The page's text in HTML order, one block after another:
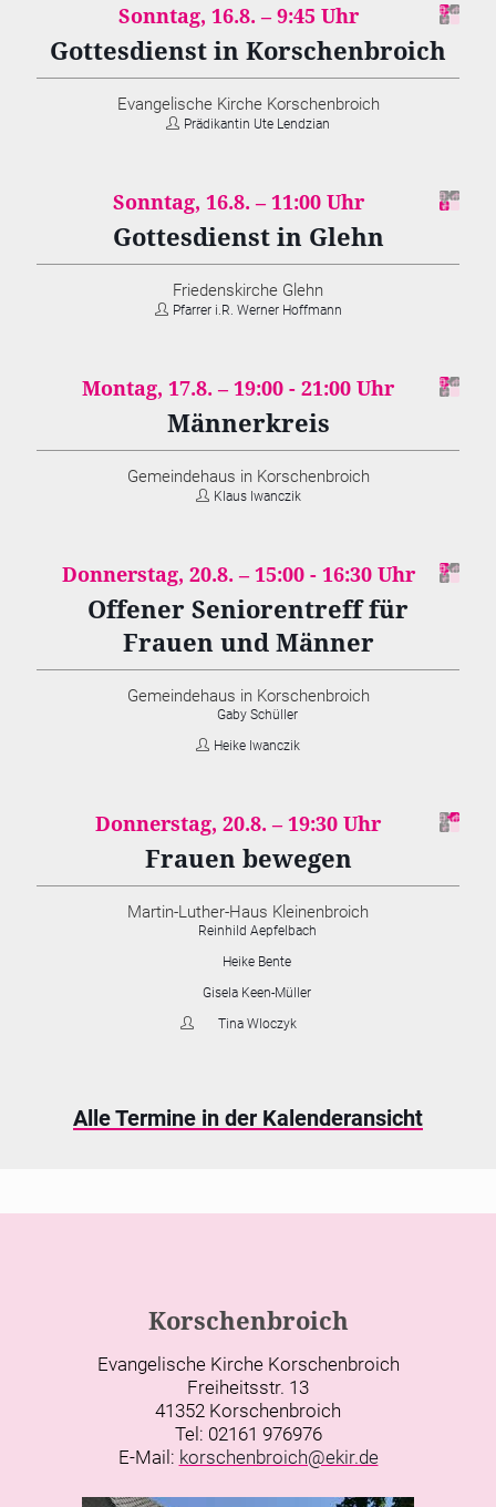
Sonntag, 16.8. – 9:45
Gottesdienst in Korschenbroich
Evangelische Kirche Korschenbroich
Prädikantin Ute Lendzian
Sonntag, 16.8. – 11:00
Gottesdienst in Glehn
Friedenskirche Glehn
Pfarrer i.R. Werner Hoffmann
Montag, 17.8. – 19:00 - 21:00
Männerkreis
Gemeindehaus in Korschenbroich
Klaus Iwanczik
Donnerstag, 20.8. – 15:00- 16:30
Offener Seniorentreff für
Frauen und Männer
Gemeindehaus in Korschenbroich
Gaby Schüller
Heike Iwanczik
Donnerstag, 20.8. – 19:30
Frauen bewegen
Martin-Luther-Haus Kleinenbroich
Reinhild Aepfelbach
Heike Bente
Gisela Keen-Müller
Tina Wloczyk
Alle Termine in der Kalenderansicht
Korschenbroich
Evangelische Kirche Korschenbroich
Freiheitsstr. 13
41352 Korschenbroich
Tel: 02161 976976
E-Mail: korschenbroich@ekir.de